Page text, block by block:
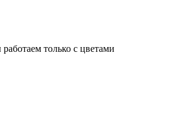
только с цветами